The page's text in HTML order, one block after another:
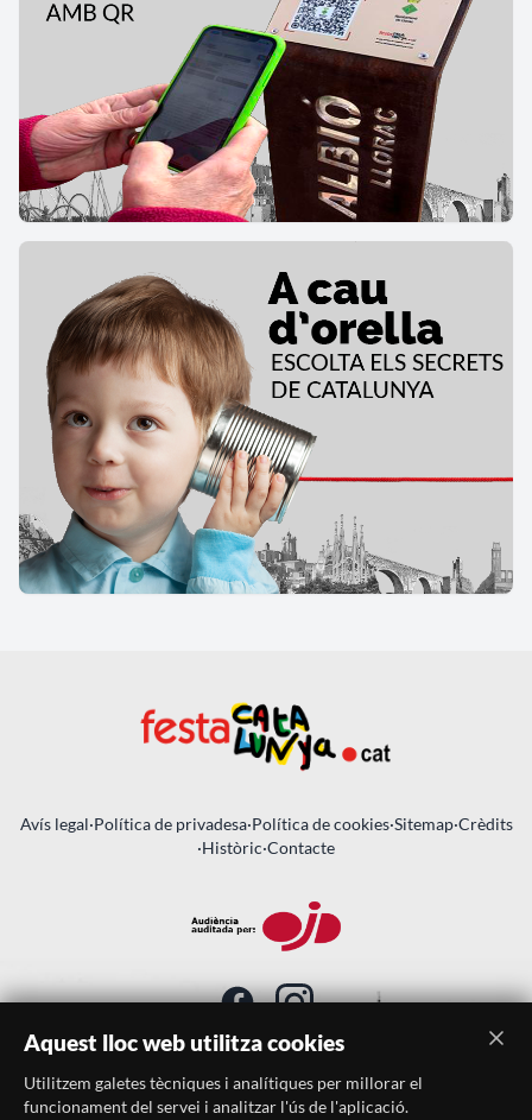
Avís legal·Política de privadesa·Política de cookies·Sitemap·Crèdits
·Històric·Contacte
SUBSCRIU-TE AL BUTLLETÍ
Aquest lloc web utilitza cookies
Utilitzem galetes tècniques i analítiques per millorar el
funcionament del servei i analitzar l'ús de l'aplicació.